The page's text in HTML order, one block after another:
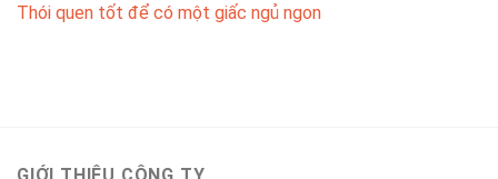
Thói quen tốt để có một giấc ngủ ngon
GIỚI THIỆU CÔNG TY